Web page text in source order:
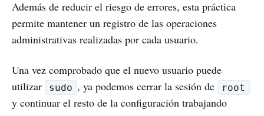
Además de reducir el riesgo de errores, esta práctica
permite mantener un registro de las operaciones
administrativas realizadas por cada usuario.
Una vez comprobado que el nuevo usuario puede
utilizar
sudo , ya podemos cerrar la sesión de root
y continuar el resto de la configuración trabajando